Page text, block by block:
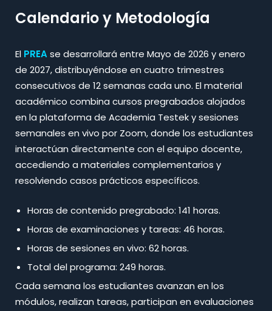
Calendario y Metodología
El PREAse desarrollará entre Mayo de 2026 y enero
de 2027, distribuyéndose en cuatro trimestres
consecutivos de 12 semanas cada uno. El material
académico combina cursos pregrabados alojados
en la plataforma de Academia Testek y sesiones
semanales en vivo por Zoom, donde los estudiantes
interactúan directamente con el equipo docente,
accediendo a materiales complementarios y
resolviendo casos prácticos específicos.​
Horas de contenido pregrabado: 141 horas.
Horas de examinaciones y tareas: 46 horas.
Horas de sesiones en vivo: 62 horas.
Total del programa: 249 horas.​
Cada semana los estudiantes avanzan en los
módulos, realizan tareas, participan en evaluaciones